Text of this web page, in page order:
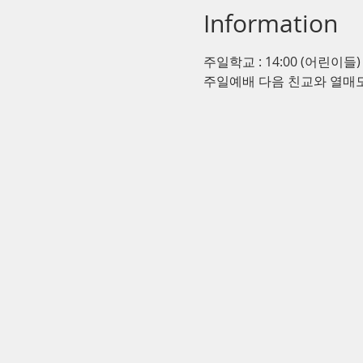
Information
주일학교 : 14:00 (어린이들)
주일예배 다음 친교와 열매